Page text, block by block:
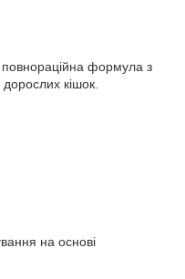
формула з
кішок.
на основі